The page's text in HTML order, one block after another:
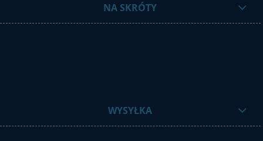
NA SKRÓTY
WYSYŁKA